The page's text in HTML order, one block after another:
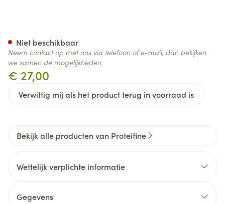
€ 27,00
Verwittig mij als het product terug in voorraad is
Niet beschikbaar
Neem contact op met ons via telefoon of e-mail, dan bekijken
we samen de mogelijkheden.
Bekijk alle producten van Proteifine
Wettelijk verplichte informatie
Gegevens